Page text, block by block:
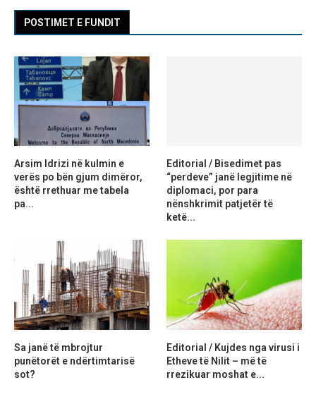
POSTIMET E FUNDIT
Arsim Idrizi në kulmin e
verës po bën gjum dimëror,
është rrethuar me tabela
pa...
Editorial / Bisedimet pas
“perdeve” janë legjitime në
diplomaci, por para
nënshkrimit patjetër të
ketë...
Sa janë të mbrojtur
punëtorët e ndërtimtarisë
sot?
Editorial / Kujdes nga virusi i
Etheve të Nilit – më të
rrezikuar moshat e...